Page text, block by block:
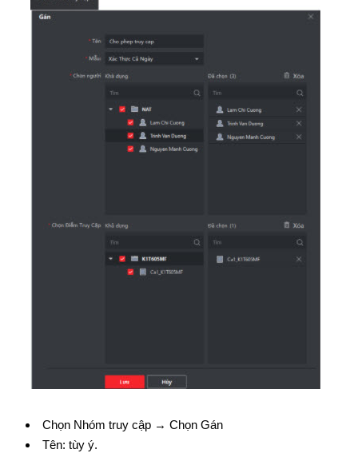
Chọn Nhóm truy cập → Chọn Gán
Tên: tùy ý.